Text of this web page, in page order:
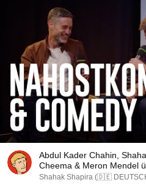
Abdul Kader Chahin,
Cheema & Meron Mendel
Nahostkonflikt
Shahak Shapira (🇩🇪